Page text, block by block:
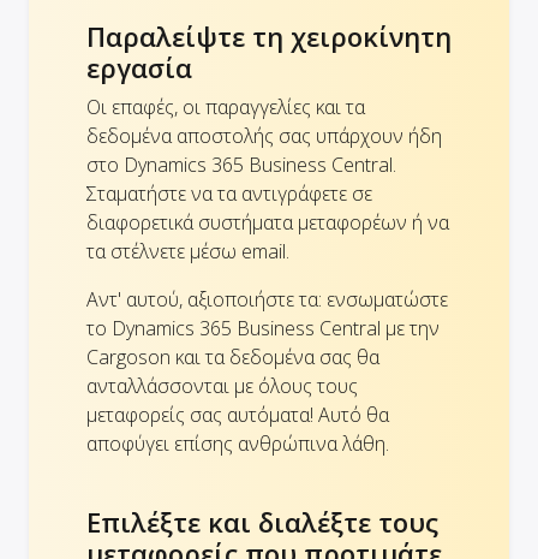
Παραλείψτε τη χειροκίνητη
εργασία
Οι επαφές, οι παραγγελίες και τα
δεδομένα αποστολής σας υπάρχουν ήδη
στο Dynamics 365 Business Central.
Σταματήστε να τα αντιγράφετε σε
διαφορετικά συστήματα μεταφορέων ή να
τα στέλνετε μέσω email.
Αντ' αυτού, αξιοποιήστε τα: ενσωματώστε
το Dynamics 365 Business Central με την
Cargoson και τα δεδομένα σας θα
ανταλλάσσονται με όλους τους
μεταφορείς σας αυτόματα! Αυτό θα
αποφύγει επίσης ανθρώπινα λάθη.
Επιλέξτε και διαλέξτε τους